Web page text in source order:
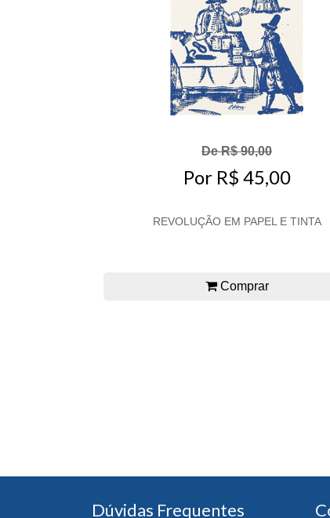
De R$ 90,00
Por R$ 45,00
REVOLUÇÃO EM PAPEL E TINTA
Comprar
Dúvidas Frequentes